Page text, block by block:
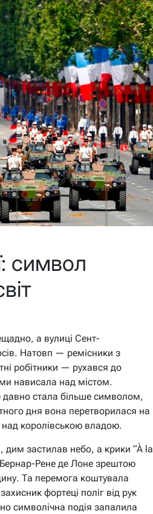
символ
а вулиці Сент-
Натовп — ремісники з
робітники — рухався до
нависала над містом.
стала більше символом,
дня вона перетворилася на
королівською владою.
застилав небо, а крики “À la
Рене де Лоне зрештою
Та перемога коштувала
фортеці поліг від рук
символічна подія запалила